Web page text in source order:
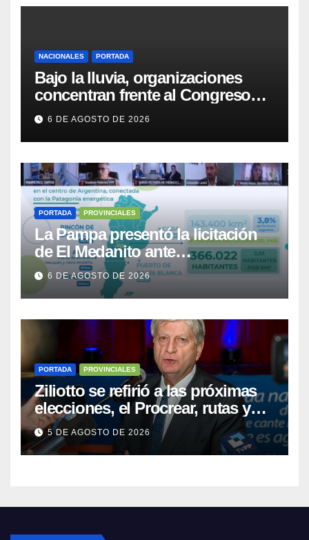
NACIONALES PORTADA
Bajo la lluvia, organizaciones
concentran frente al Congreso
contra de la Ley de Propiedad
Privada
6 DE AGOSTO DE 2026
PORTADA PROVINCIALES
La Pampa presentó la licitación
de El Medanito ante
representaciones diplomáticas
6 DE AGOSTO DE 2026
PORTADA PROVINCIALES
Ziliotto se refirió a las próximas
elecciones, el Procrear, rutas y
Vaca Muerta
5 DE AGOSTO DE 2026